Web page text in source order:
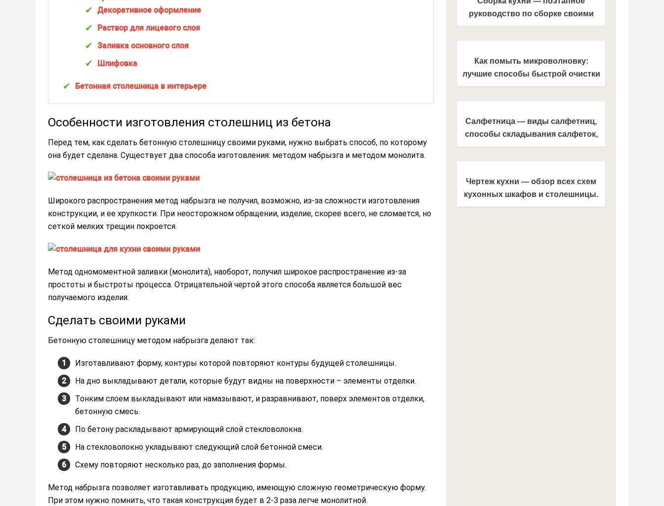
Декоративное оформление
Раствор для лицевого слоя
Заливка основного слоя
Шлифовка
Бетонная столешница в интерьере
Особенности изготовления столешниц из бетона
Перед тем, как сделать бетонную столешницу своими руками, нужно выбрать способ, по которому
она будет сделана. Существует два способа изготовления: методом набрызга и методом монолита.
Широкого распространения метод набрызга не получил, возможно, из-за сложности изготовления
конструкции, и ее хрупкости. При неосторожном обращении, изделие, скорее всего, не сломается, но
сеткой мелких трещин покроется.
Метод одномоментной заливки (монолита), наоборот, получил широкое распространение из-за
простоты и быстроты процесса. Отрицательной чертой этого способа является большой вес
получаемого изделия.
Сделать своими руками
Бетонную столешницу методом набрызга делают так:
Изготавливают форму, контуры которой повторяют контуры будущей столешницы.
На дно выкладывают детали, которые будут видны на поверхности – элементы отделки.
Тонким слоем выкладывают или намазывают, и разравнивают, поверх элементов отделки,
бетонную смесь.
По бетону раскладывают армирующий слой стекловолокна.
На стекловолокно укладывают следующий слой бетонной смеси.
Схему повторяют несколько раз, до заполнения формы.
Метод набрызга позволяет изготавливать продукцию, имеющую сложную геометрическую форму.
При этом нужно помнить, что такая конструкция будет в 2-3 раза легче монолитной.
руководство по сборке своими
руками, необходимые материалы и
Как помыть микроволновку:
лучшие способы быстрой очистки
грязной микроволновки своими
Салфетница — виды салфетниц,
способы складывания салфеток,
варианты изготовления своими
Чертеж кухни — обзор всех схем
кухонных шкафов и столешницы.
Инструкция, как нарисовать чертеж